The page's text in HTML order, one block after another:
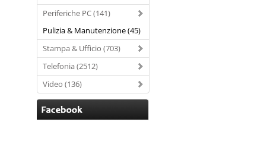
Periferiche PC (141)
Pulizia & Manutenzione (45)
Stampa & Ufficio (703)
Telefonia (2512)
Video (136)